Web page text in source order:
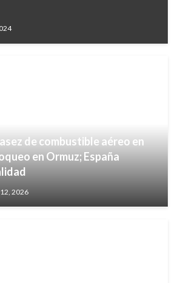
de combustible aéreo en
en Ormuz; España
2026